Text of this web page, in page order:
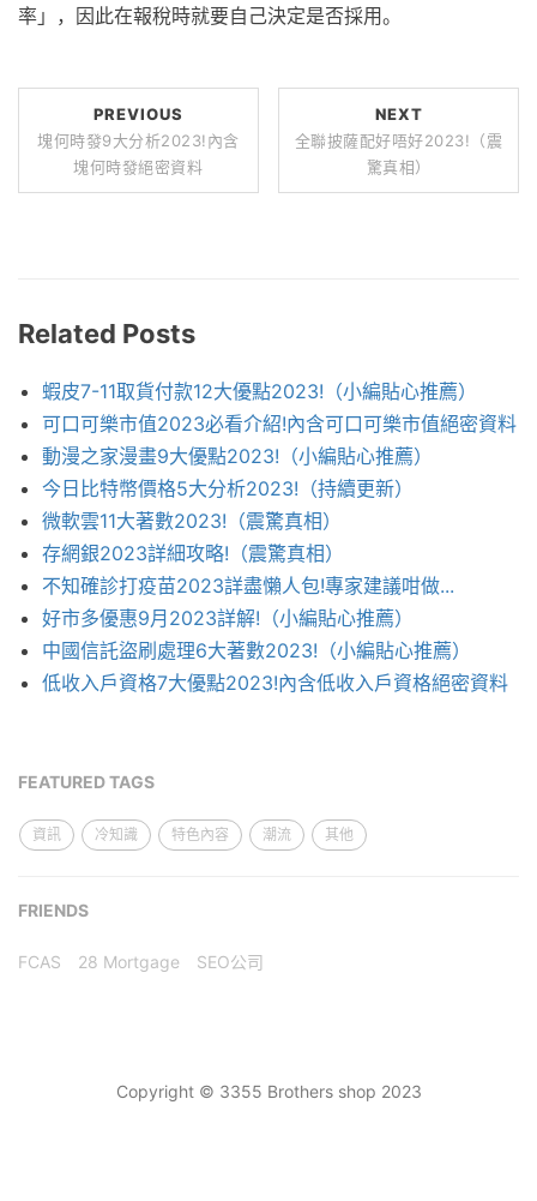
率」，因此在報稅時就要自己決定是否採用。
PREVIOUS
塊何時發9大分析2023!內含
塊何時發絕密資料
NEXT
全聯披薩配好唔好2023!（震
驚真相）
Related Posts
蝦皮7-11取貨付款12大優點2023!（小編貼心推薦）
可口可樂市值2023必看介紹!內含可口可樂市值絕密資料
動漫之家漫畫9大優點2023!（小編貼心推薦）
今日比特幣價格5大分析2023!（持續更新）
微軟雲11大著數2023!（震驚真相）
存網銀2023詳細攻略!（震驚真相）
不知確診打疫苗2023詳盡懶人包!專家建議咁做...
好市多優惠9月2023詳解!（小編貼心推薦）
中國信託盜刷處理6大著數2023!（小編貼心推薦）
低收入戶資格7大優點2023!內含低收入戶資格絕密資料
FEATURED TAGS
資訊 冷知識 特色內容 潮流 其他
FRIENDS
FCAS 28 Mortgage SEO公司
Copyright © 3355 Brothers shop 2023